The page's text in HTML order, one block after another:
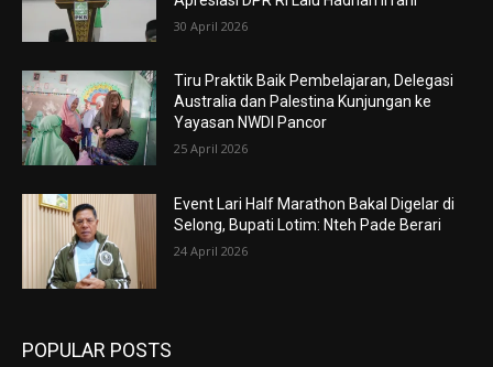
30 April 2026
Tiru Praktik Baik Pembelajaran, Delegasi
Australia dan Palestina Kunjungan ke
Yayasan NWDI Pancor
25 April 2026
Event Lari Half Marathon Bakal Digelar di
Selong, Bupati Lotim: Nteh Pade Berari
24 April 2026
POPULAR POSTS